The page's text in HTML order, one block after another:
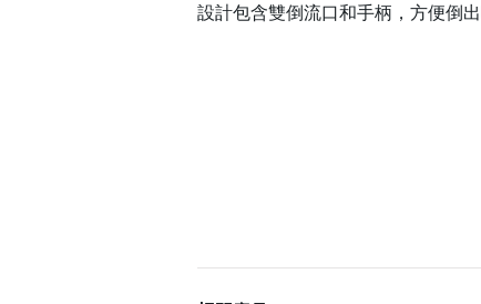
設計包含雙倒流口和手柄，方便倒